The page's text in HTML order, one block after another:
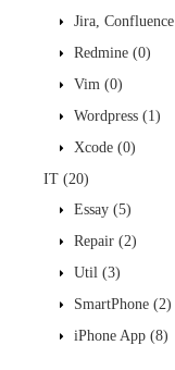
Jira, Confluence
Redmine (0)
Vim (0)
Wordpress (1)
Xcode (0)
IT (20)
Essay (5)
Repair (2)
Util (3)
SmartPhone (2)
iPhone App (8)